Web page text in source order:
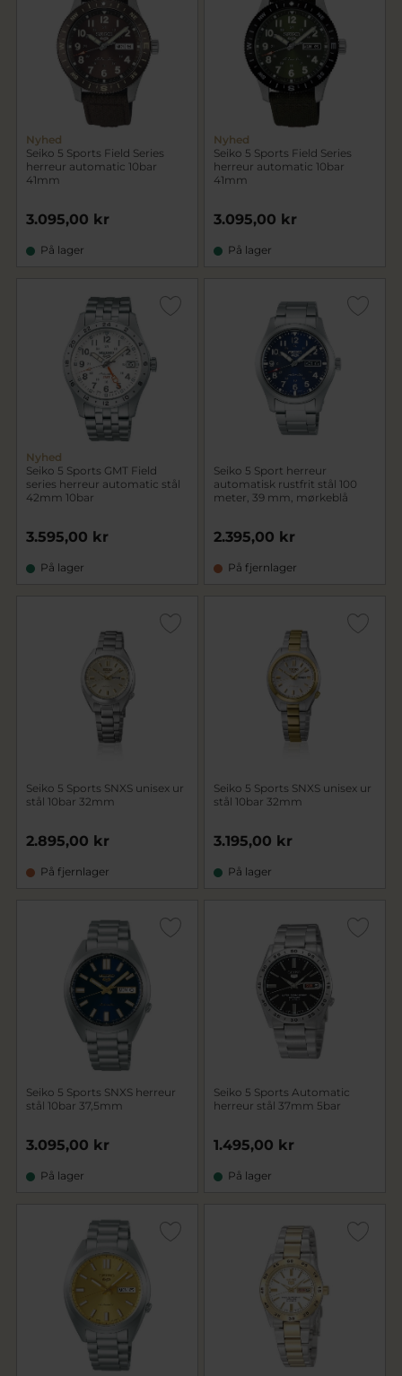
Nyhed
Seiko 5 Sports Field Series
herreur automatic 10bar
41mm
3.095,00 kr
På lager
Nyhed
Seiko 5 Sports Field Series
herreur automatic 10bar
41mm
3.095,00 kr
På lager
Nyhed
Seiko 5 Sports GMT Field
series herreur automatic stål
42mm 10bar
3.595,00 kr
På lager
Seiko 5 Sport herreur
automatisk rustfrit stål 100
meter, 39 mm, mørkeblå
2.395,00 kr
På fjernlager
Seiko 5 Sports SNXS unisex ur
stål 10bar 32mm
2.895,00 kr
På fjernlager
Seiko 5 Sports SNXS unisex ur
stål 10bar 32mm
3.195,00 kr
På lager
Seiko 5 Sports SNXS herreur
stål 10bar 37,5mm
3.095,00 kr
På lager
Seiko 5 Sports Automatic
herreur stål 37mm 5bar
1.495,00 kr
På lager